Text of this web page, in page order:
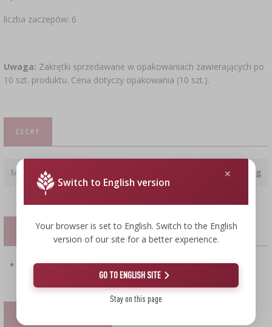
liczba zaczepów: 6
Uwaga: Zakrętki sprzedawane w opakowaniach zawierających po
10 szt. produktu. Cena dotyczy opakowania (10 szt.).
CECHY
Masa 12.7 g
PLIKI
pobierz plik PDF : Instrukcja bezpieczeństwa
PODOBNE PRODUKTY
Switch to English version
Your browser is set to English. Switch to the English
version of our site for a better experience.
GO TO ENGLISH SITE
Stay on this page